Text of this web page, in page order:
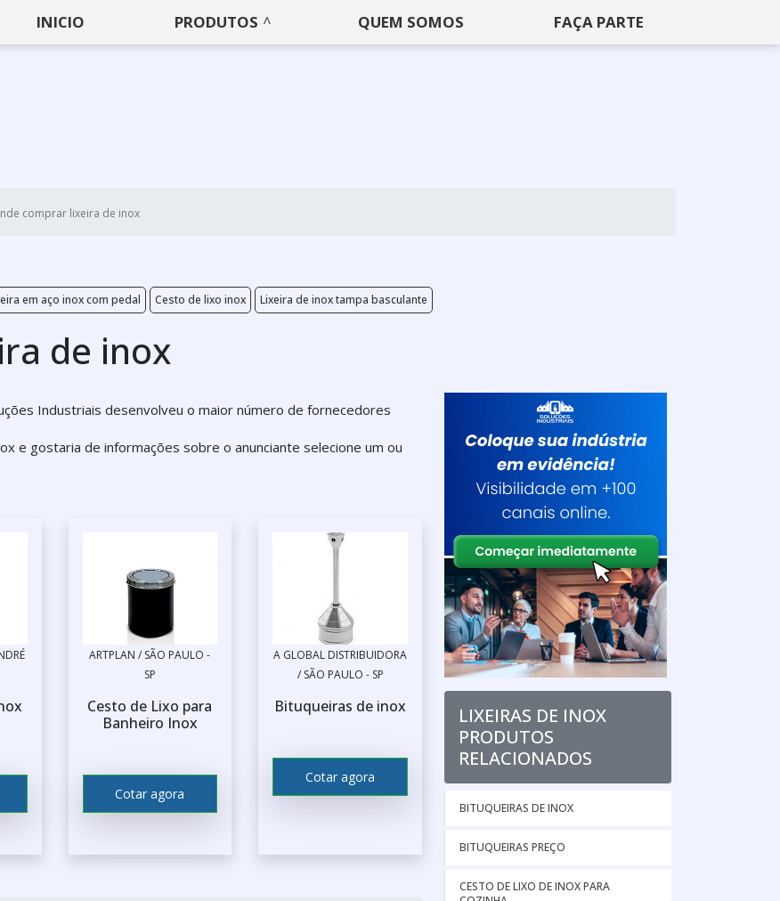
INICIO PRODUTOS QUEM SOMOS FAÇA PARTE
comprar lixeira de inox
em aço inox com pedal Cesto de lixo inox Lixeira de inox tampa basculante
de inox
Industriais desenvolveu o maior número de fornecedores
e gostaria de informações sobre o anunciante selecione um ou
ARTPLAN / SÃO PAULO -
SP
Cesto de Lixo para
Banheiro Inox
Cotar agora
A GLOBAL DISTRIBUIDORA
/ SÃO PAULO - SP
Bituqueiras de inox
Cotar agora
LIXEIRAS DE INOX
PRODUTOS
RELACIONADOS
BITUQUEIRAS DE INOX
BITUQUEIRAS PREÇO
CESTO DE LIXO DE INOX PARA